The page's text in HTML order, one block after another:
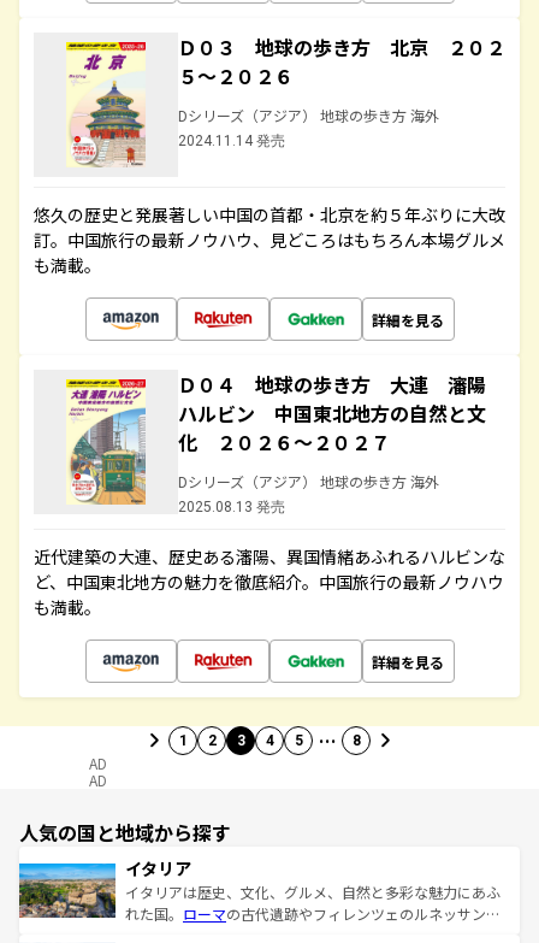
Ｄ０３ 地球の歩き方 北京 ２０２
５～２０２６
Dシリーズ（アジア） 地球の歩き方 海外
2024.11.14 発売
悠久の歴史と発展著しい中国の首都・北京を約５年ぶりに大改
訂。中国旅行の最新ノウハウ、見どころはもちろん本場グルメ
も満載。
詳細を見る
Ｄ０４ 地球の歩き方 大連 瀋陽
ハルビン 中国東北地方の自然と文
化 ２０２６～２０２７
Dシリーズ（アジア） 地球の歩き方 海外
2025.08.13 発売
近代建築の大連、歴史ある瀋陽、異国情緒あふれるハルビンな
ど、中国東北地方の魅力を徹底紹介。中国旅行の最新ノウハウ
も満載。
詳細を見る
1 2 3 4 5 … 8
AD
AD
人気の国と地域から探す
イタリア
イタリアは歴史、文化、グルメ、自然と多彩な魅力にあふ
れた国。 ローマの古代遺跡やフィレンツェのルネッサンス